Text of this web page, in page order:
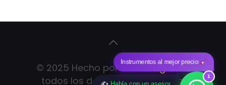
Instrumentos al mejor precio
1
© 2025 Hecho porMarketing Ads|
todos los derechos reservados.